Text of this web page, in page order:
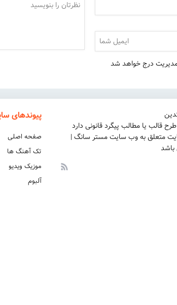
درج خواهد شد
قالب یا مطالب پیگرد قانونی دارد
متعلق به وب سایت مستر سانگ |
پیوندهای
صفحه اصلی
تک آهنگ ها
موزیک ویدیو
آلبوم